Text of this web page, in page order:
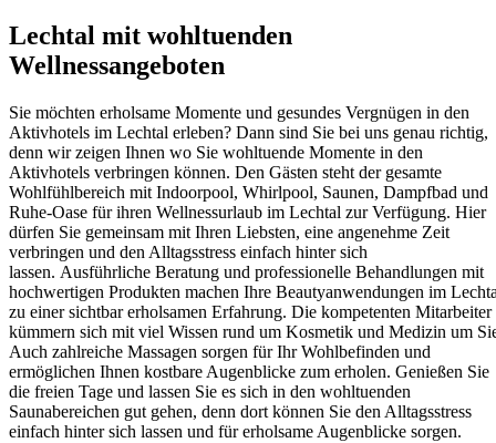
Lechtal mit wohltuenden
Wellnessangeboten
Sie möchten erholsame Momente und gesundes Vergnügen in den
Aktivhotels im Lechtal erleben? Dann sind Sie bei uns genau richtig,
denn wir zeigen Ihnen wo Sie wohltuende Momente in den
Aktivhotels verbringen können. Den Gästen steht der gesamte
Wohlfühlbereich mit Indoorpool, Whirlpool, Saunen, Dampfbad und
Ruhe-Oase für ihren Wellnessurlaub im Lechtal zur Verfügung. Hier
dürfen Sie gemeinsam mit Ihren Liebsten, eine angenehme Zeit
verbringen und den Alltagsstress einfach hinter sich
lassen. Ausführliche Beratung und professionelle Behandlungen mit
hochwertigen Produkten machen Ihre Beautyanwendungen im
zu einer sichtbar erholsamen Erfahrung. Die kompetenten Mitarbeiter
kümmern sich mit viel Wissen rund um Kosmetik und Medizin um
Auch zahlreiche Massagen sorgen für Ihr Wohlbefinden und
ermöglichen Ihnen kostbare Augenblicke zum erholen. Genießen Sie
die freien Tage und lassen Sie es sich in den wohltuenden
Saunabereichen gut gehen, denn dort können Sie den Alltagsstress
einfach hinter sich lassen und für erholsame Augenblicke sorgen.